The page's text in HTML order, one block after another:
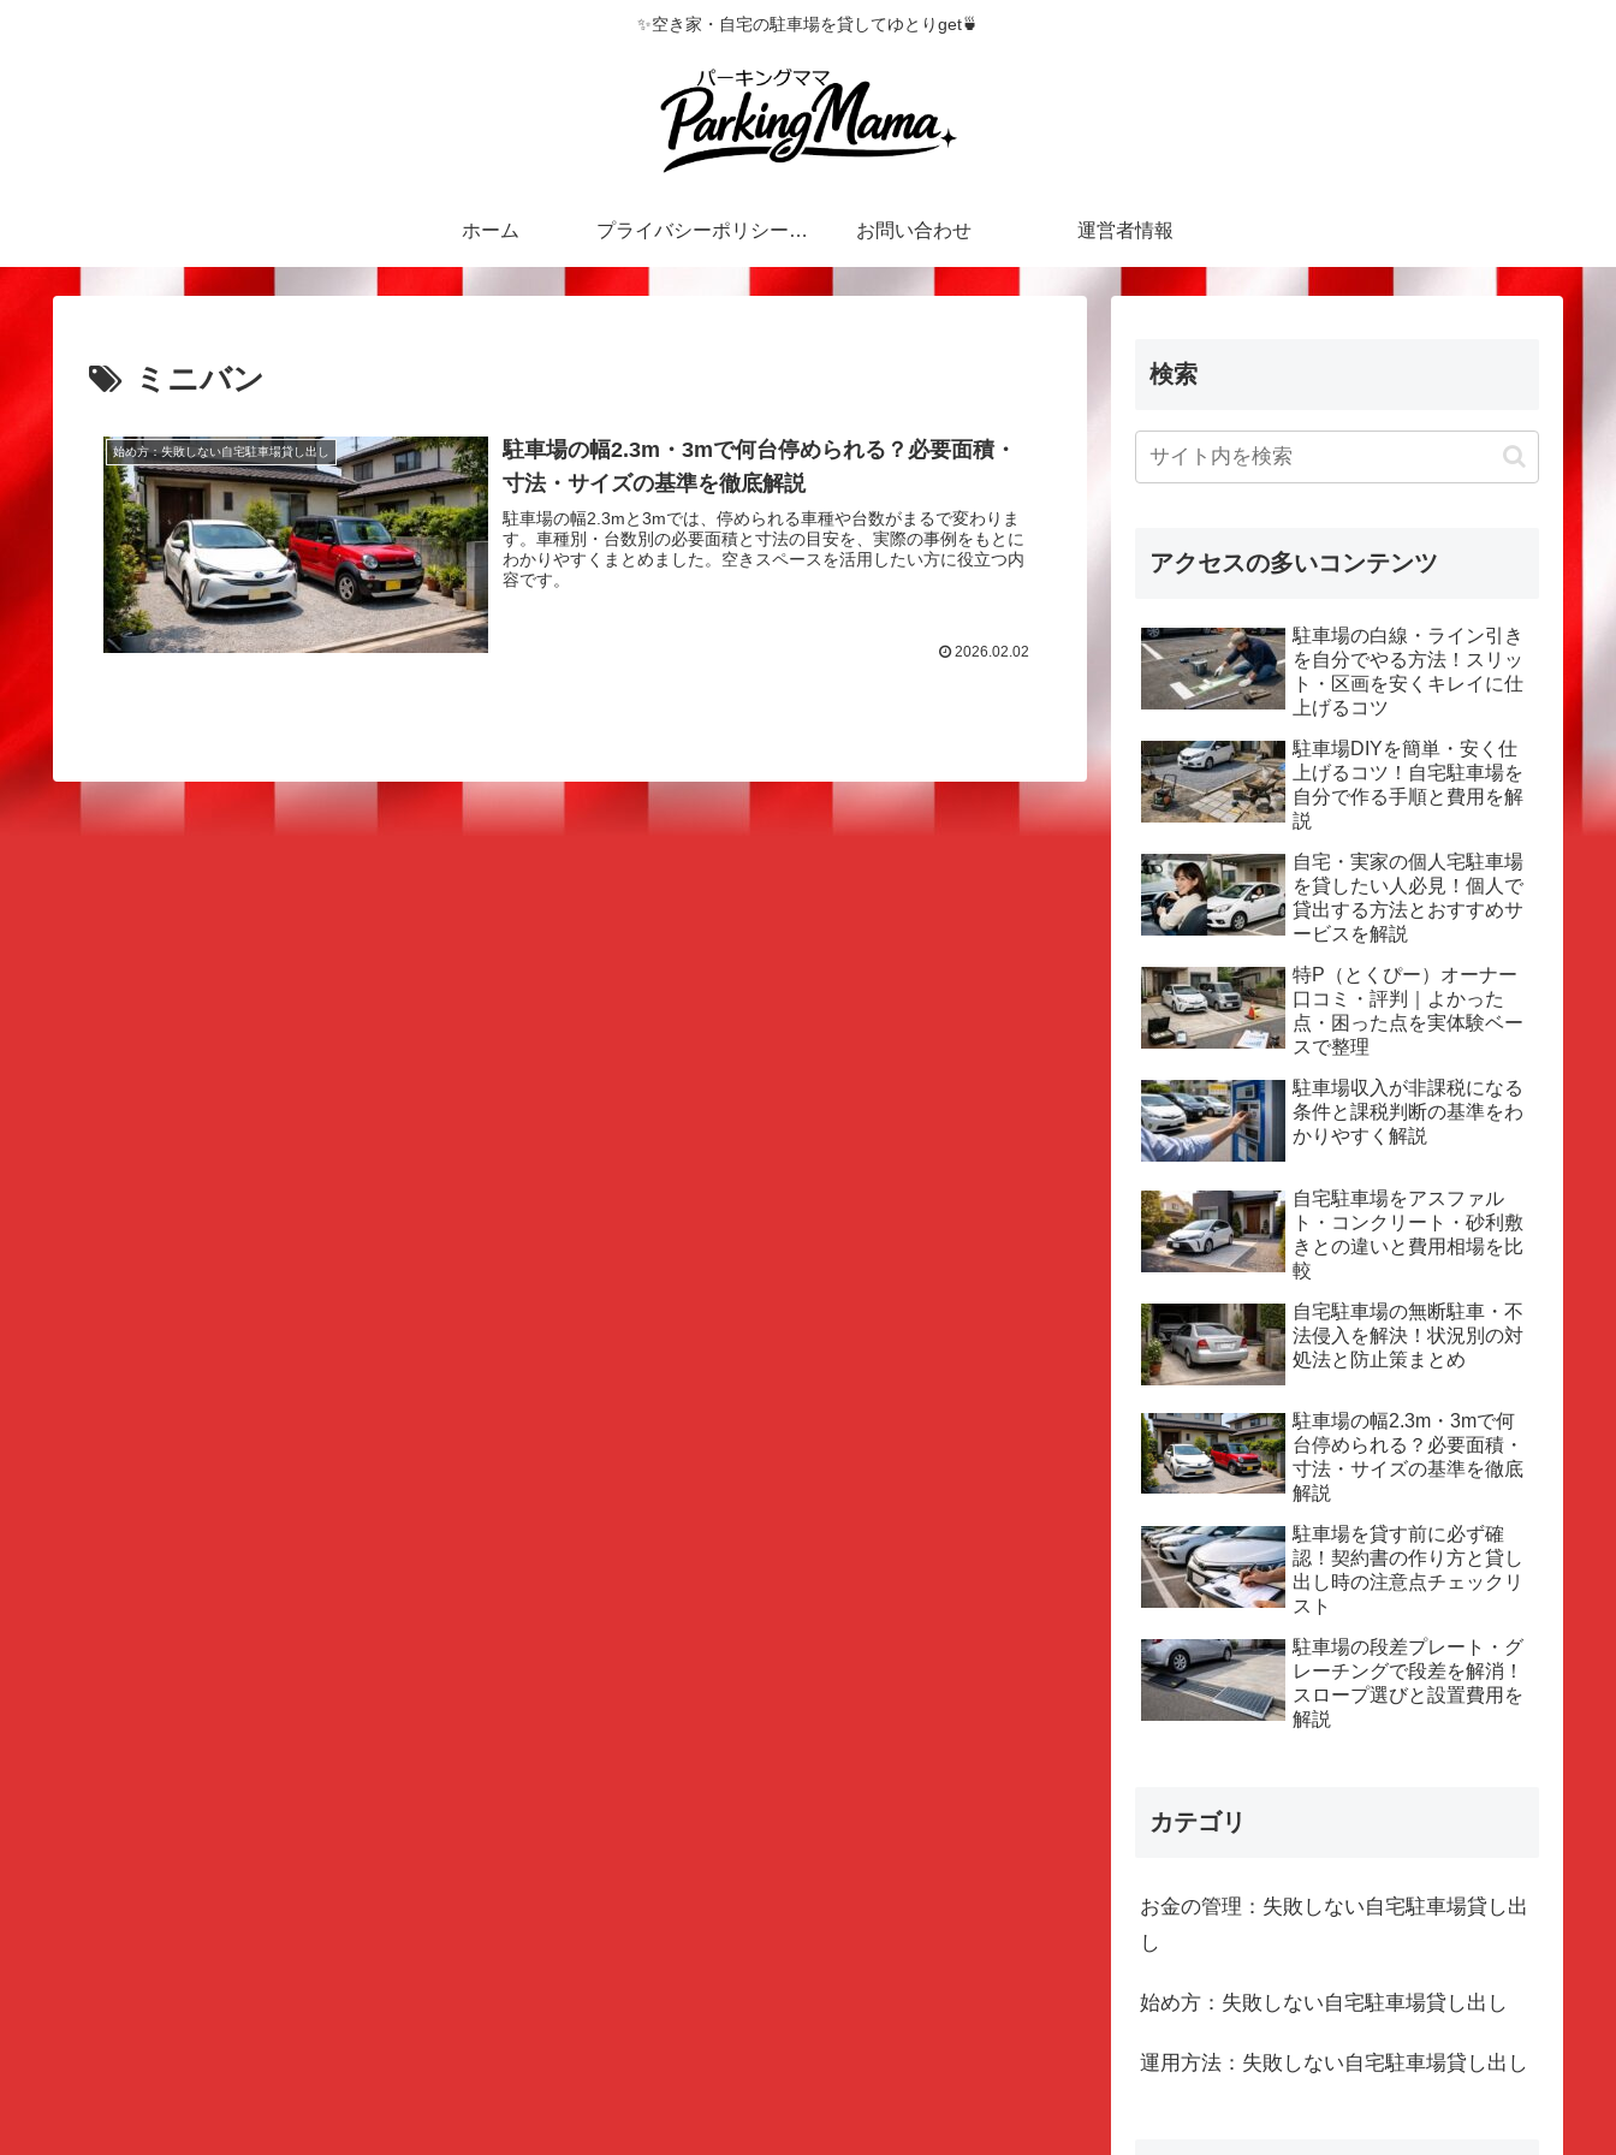
✨空き家・自宅の駐車場を貸してゆとりget🍵
ホーム プライバシーポリシー・特定商取引法に基づく表記 お問い合わせ 運営者情報
ミニバン
始め方：失敗しない自宅駐車場貸し出し
駐車場の幅2.3m・3mで何台停められる？必要面積・
寸法・サイズの基準を徹底解説
駐車場の幅2.3mと3mでは、停められる車種や台数がまるで変わりま
す。車種別・台数別の必要面積と寸法の目安を、実際の事例をもとに
わかりやすくまとめました。空きスペースを活用したい方に役立つ内
容です。
2026.02.02
検索
アクセスの多いコンテンツ
駐車場の白線・ライン引き
を自分でやる方法！スリッ
ト・区画を安くキレイに仕
上げるコツ
駐車場DIYを簡単・安く仕
上げるコツ！自宅駐車場を
自分で作る手順と費用を解
説
自宅・実家の個人宅駐車場
を貸したい人必見！個人で
貸出する方法とおすすめサ
ービスを解説
特P（とくぴー）オーナー
口コミ・評判｜よかった
点・困った点を実体験ベー
スで整理
駐車場収入が非課税になる
条件と課税判断の基準をわ
かりやすく解説
自宅駐車場をアスファル
ト・コンクリート・砂利敷
きとの違いと費用相場を比
較
自宅駐車場の無断駐車・不
法侵入を解決！状況別の対
処法と防止策まとめ
駐車場の幅2.3m・3mで何
台停められる？必要面積・
寸法・サイズの基準を徹底
解説
駐車場を貸す前に必ず確
認！契約書の作り方と貸し
出し時の注意点チェックリ
スト
駐車場の段差プレート・グ
レーチングで段差を解消！
スロープ選びと設置費用を
解説
カテゴリ
お金の管理：失敗しない自宅駐車場貸し出
し
始め方：失敗しない自宅駐車場貸し出し
運用方法：失敗しない自宅駐車場貸し出し